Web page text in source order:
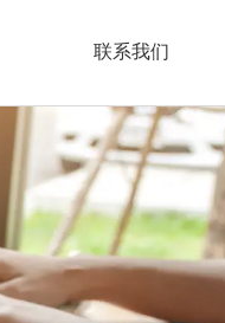
联系我们